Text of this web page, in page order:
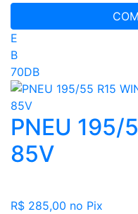
E
B
70DB
PNEU 195/
85V
R$ 285,00 no Pix